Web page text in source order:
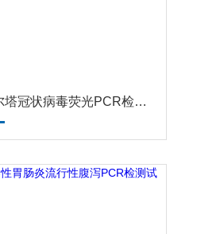
猪德尔塔冠状病毒荧光PCR检测试剂盒